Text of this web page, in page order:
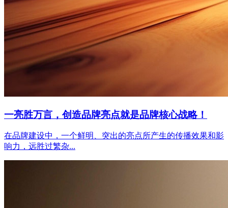
一亮胜万言，创造品牌亮点就是品牌核心战略！
在品牌建设中，一个鲜明、突出的亮点所产生的传播效果和影
响力，远胜过繁杂...